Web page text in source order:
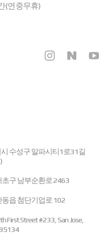
(연중무휴)
수성구 알파시티1로31길
초구 남부순환로 2463
동읍 첨단기업로 102
First Street #233, San Jose,